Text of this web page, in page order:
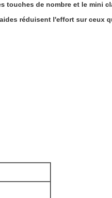
de nombre et le mini
réduisent l'effort sur ceux